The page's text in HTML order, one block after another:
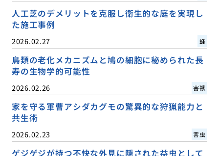
人工芝のデメリットを克服し衛生的な庭を実現し
た施工事例
2026.02.27 蜂
鳥類の老化メカニズムと鳩の細胞に秘められた長
寿の生物学的可能性
2026.02.26 害獣
家を守る軍曹アシダカグモの驚異的な狩猟能力と
共生術
2026.02.23 害虫
ゲジゲジが持つ不快な外見に隠された益虫として